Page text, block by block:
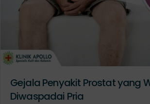
Gejala Penyakit Prostat yang
Diwaspadai Pria